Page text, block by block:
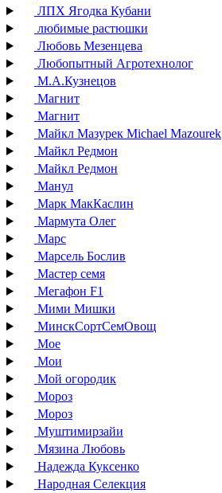
ЛПХ Ягодка Кубани
любимые растюшки
Любовь Мезенцева
Любопытный Агротехнолог
М.А.Кузнецов
Магнит
Магнит
Майкл Мазурек Michael Mazourek
Майкл Редмон
Майкл Редмон
Манул
Марк МакКаслин
Мармута Олег
Марс
Марсель Бослив
Мастер семя
Мегафон F1
Мими Мишки
МинскСортСемОвощ
Мое
Мои
Мой огородик
Мороз
Мороз
Муштимирзайи
Мязина Любовь
Надежда Куксенко
Народная Селекция